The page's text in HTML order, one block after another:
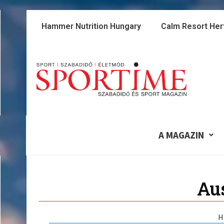
Skip
Hammer Nutrition Hungary Calm Resort
A MAGAZIN